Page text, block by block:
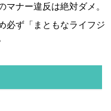
マナー違反は絶対ダメ。
必ず「まともなライフジ